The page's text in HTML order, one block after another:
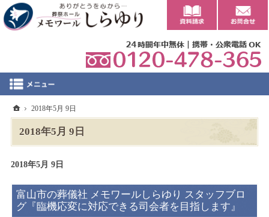
2018年5月 9日
2018年5月 9日
富山市の葬儀社 メモワールしらゆり スタッフブロ
グ『臨機応変に対応できる司会者を目指します』
ホーム
2018年5月 9日